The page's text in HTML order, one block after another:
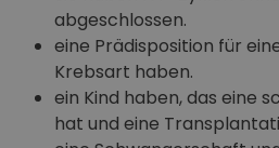
abgeschlossen.
eine Prädisposition für
Krebsart haben.
ein Kind haben, das eine
hat und eine